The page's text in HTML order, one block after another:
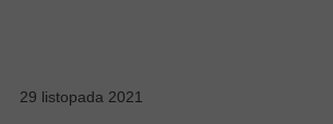
29 listopada 2021